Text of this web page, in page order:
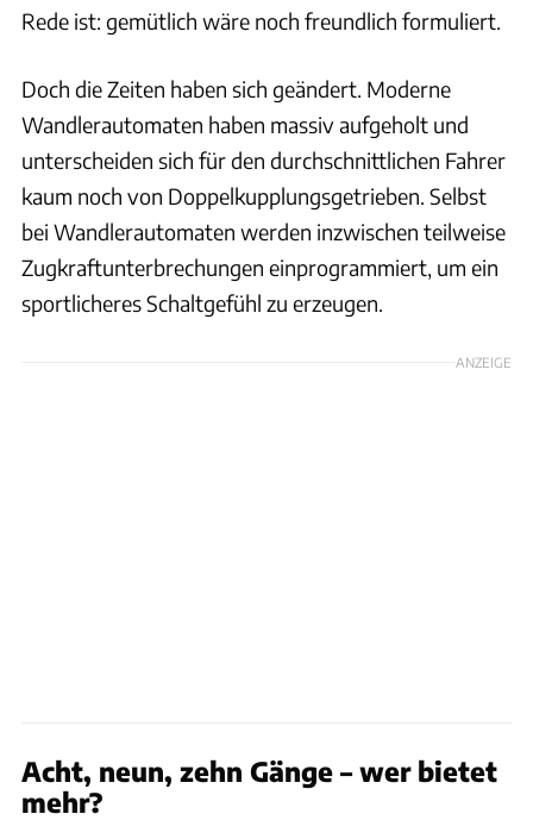
Rede ist: gemütlich wäre noch freundlich formuliert.
Doch die Zeiten haben sich geändert. Moderne
Wandlerautomaten haben massiv aufgeholt und
unterscheiden sich für den durchschnittlichen Fahrer
kaum noch von Doppelkupplungsgetrieben. Selbst
bei Wandlerautomaten werden inzwischen teilweise
Zugkraftunterbrechungen einprogrammiert, um ein
sportlicheres Schaltgefühl zu erzeugen.
ANZEIGE
Acht, neun, zehn Gänge – wer bietet
mehr?